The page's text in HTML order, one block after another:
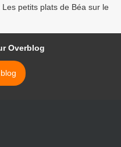
petits plats de Béa sur le
Overblog